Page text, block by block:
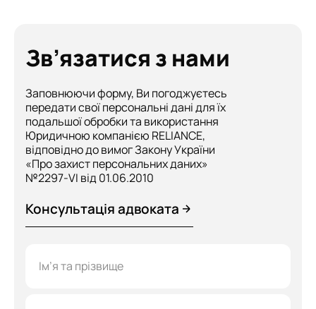
Зв’язатися з нами
Заповнюючи форму, Ви погоджуєтесь
передати свої персональні дані для їх
подальшої обробки та використання
Юридичною компанією RELIANCE,
відповідно до вимог Закону України
«Про захист персональних даних»
№2297-VI від 01.06.2010
Консультація адвоката